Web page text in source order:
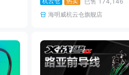
海明威杭云仓旗舰店